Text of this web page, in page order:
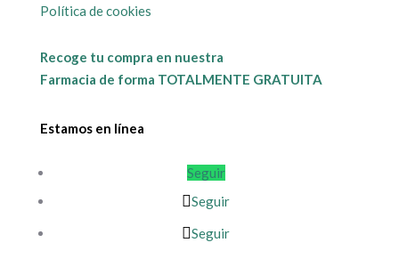
Política de cookies
Recoge tu compra en nuestra
Farmacia de forma TOTALMENTE GRATUITA
Estamos en línea
Seguir
Seguir
Seguir